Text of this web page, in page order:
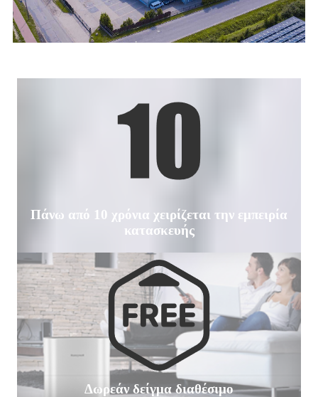
Πάνω από 10 χρόνια χειρίζεται την εμπειρία
κατασκευής
Δωρεάν δείγμα διαθέσιμο